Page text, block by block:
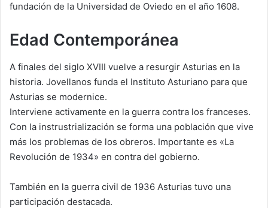
fundación de la Universidad de Oviedo en el año 1608.
Edad Contemporánea
A finales del siglo XVIII vuelve a resurgir Asturias en la
historia. Jovellanos funda el Instituto Asturiano para que
Asturias se modernice.
Interviene activamente en la guerra contra los franceses.
Con la instrustrialización se forma una población que vive
más los problemas de los obreros. Importante es «La
Revolución de 1934» en contra del gobierno.
También en la guerra civil de 1936 Asturias tuvo una
participación destacada.